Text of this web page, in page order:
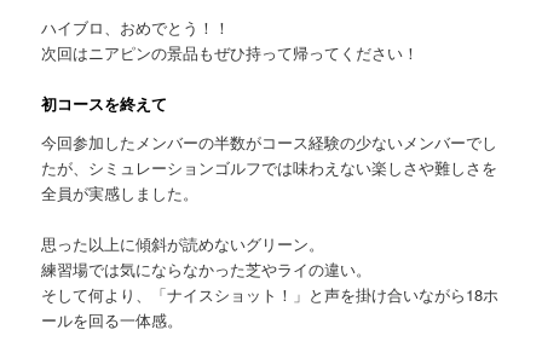
ハイブロ、おめでとう！！
次回はニアピンの景品もぜひ持って帰ってください！
初コースを終えて
今回参加したメンバーの半数がコース経験の少ないメンバーでし
たが、シミュレーションゴルフでは味わえない楽しさや難しさを
全員が実感しました。
思った以上に傾斜が読めないグリーン。
練習場では気にならなかった芝やライの違い。
そして何より、「ナイスショット！」と声を掛け合いながら18ホ
ールを回る一体感。